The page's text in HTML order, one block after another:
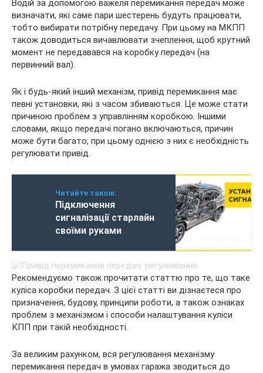
Водій за допомогою важеля перемикання передач може
визначати, які саме пари шестерень будуть працювати,
тобто вибирати потрібну передачу. При цьому на МКПП
також доводиться вичавлювати зчеплення, щоб крутний
момент не передавався на коробку передач (на
первинний вал).
Як і будь-який інший механізм, привід перемикання має
певні установки, які з часом збиваються. Це може стати
причиною проблем з управлінням коробкою. Іншими
словами, якщо передачі погано включаються, причин
може бути багато, при цьому однією з них є необхідність
регулювати привід.
Читайте також:
Підключення
сигналізації старлайн
своїми руками
Рекомендуємо також прочитати статтю про те, що таке
куліса коробки передач. З цієї статті ви дізнаєтеся про
призначення, будову, принципи роботи, а також ознаках
проблем з механізмом і способи налаштування куліси
КПП при такій необхідності.
За великим рахунком, вся регулювання механізму
перемикання передач в умовах гаража зводиться до